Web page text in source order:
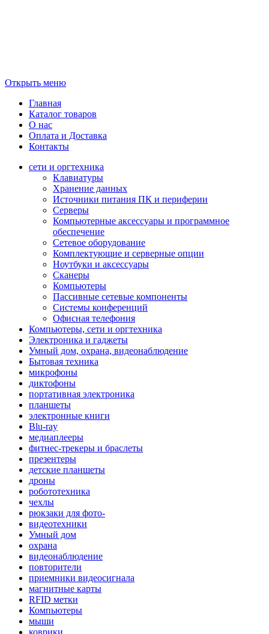
Открыть меню
Главная
Каталог товаров
О нас
Оплата и Доставка
Контакты
сети и оргтехника
Клавиатуры
Хранение данных
Источники питания ПК и периферии
Серверы
Компьютерные аксессуары и программное
обеспечение
Сетевое оборудование
Комплектующие и серверные опции
Ноутбуки и аксессуары
Сканеры
Компьютеры
Пассивные сетевые компоненты
Системы конференций
Офисная телефония
Компьютеры, сети и оргтехника
Электроника и гаджеты
Умный дом, охрана, видеонаблюдение
Бытовая техника
микрофоны
диктофоны
портативная электроника
планшеты
электронные книги
Blu-ray
медиаплееры
фитнес-трекеры и браслеты
презентеры
детские планшеты
дроны
робототехника
чехлы
рюкзаки для фото-
видеотехники
Умный дом
охрана
видеонаблюдение
повторители
приемники видеосигнала
магнитные карты
RFID метки
Компьютеры
мыши
коврики